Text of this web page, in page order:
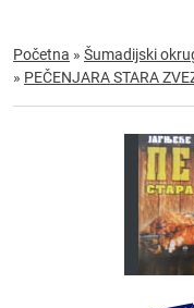
Početna » Šumadijski
» PEČENJARA STARA